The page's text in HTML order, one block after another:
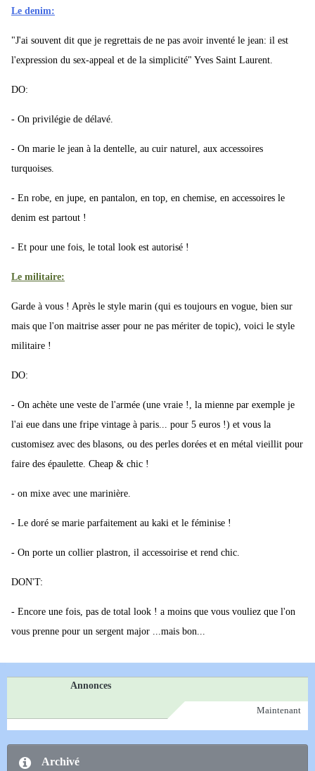
Le denim:
"J'ai souvent dit que je regrettais de ne pas avoir inventé le jean: il est
l'expression du sex-appeal et de la simplicité" Yves Saint Laurent.
DO:
- On privilégie de délavé.
- On marie le jean à la dentelle, au cuir naturel, aux accessoires
turquoises.
- En robe, en jupe, en pantalon, en top, en chemise, en accessoires le
denim est partout !
- Et pour une fois, le total look est autorisé !
Le militaire:
Garde à vous ! Après le style marin (qui es toujours en vogue, bien sur
mais que l'on maitrise asser pour ne pas mériter de topic), voici le style
militaire !
DO:
- On achète une veste de l'armée (une vraie !, la mienne par exemple je
l'ai eue dans une fripe vintage à paris... pour 5 euros !) et vous la
customisez avec des blasons, ou des perles dorées et en métal vieillit pour
faire des épaulette. Cheap & chic !
- on mixe avec une marinière.
- Le doré se marie parfaitement au kaki et le féminise !
- On porte un collier plastron, il accessoirise et rend chic.
DON'T:
- Encore une fois, pas de total look ! a moins que vous vouliez que l'on
vous prenne pour un sergent major ...mais bon...
Annonces
Maintenant
Archivé